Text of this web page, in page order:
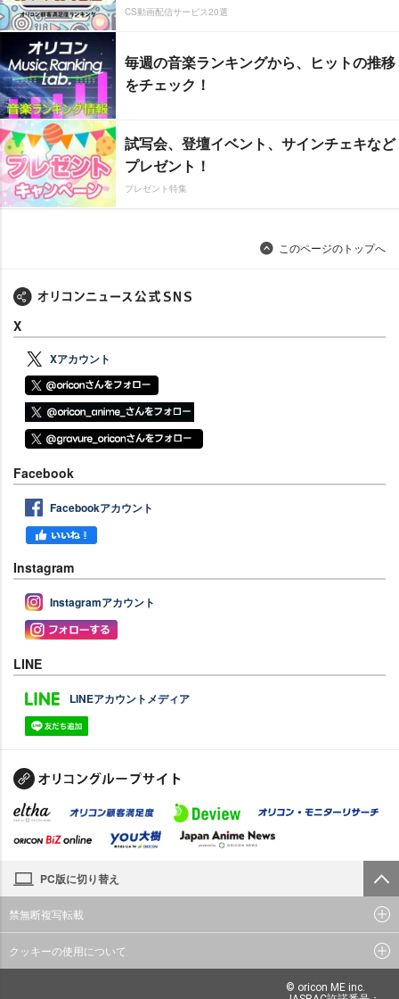
CS動画配信サービス20選
毎週の音楽ランキングから、ヒットの推移
をチェック！
試写会、登壇イベント、サインチェキなど
プレゼント！
プレゼント特集
このページのトップへ
X
Xアカウント
Facebook
Facebookアカウント
Instagram
Instagramアカウント
LINE
LINEアカウントメディア
PC版に切り替え
禁無断複写転載
クッキーの使用について
© oricon ME inc.